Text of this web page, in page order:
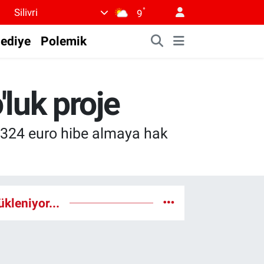
Silivri 9°
Polemik
proje
euro hibe almaya hak